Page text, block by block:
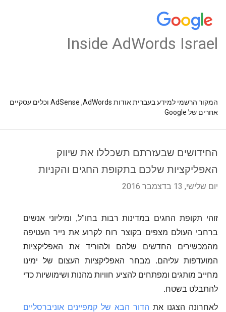
Inside AdWords Israel
המקור הרשמי למידע בעברית אודות AdSense ,AdWords וכלים עסקיים
אחרים של Google
החידושים שבעזרתם תשכללו את שיווק
האפליקציות שלכם בתקופת החגים והקניות
יום שלישי, 13 בדצמבר 2016
זוהי תקופת החגים במדינות רבות בחו"ל, ומיליוני אנשים
ברחבי העולם מצפים בקוצר רוח לקרוע את נייר העטיפה
מהמכשירים החדשים שלהם ולהוריד את האפליקציות
המועדפות עליהם. מבחר האפליקציות העצום של ימינו
מחייב מותגים ומפתחים להציע חוויות מהנות ושימושיות כדי
להתבלט בשטח.
לאחרונה הצגנו את הדור הבא של קמפיינים אוניברסליים